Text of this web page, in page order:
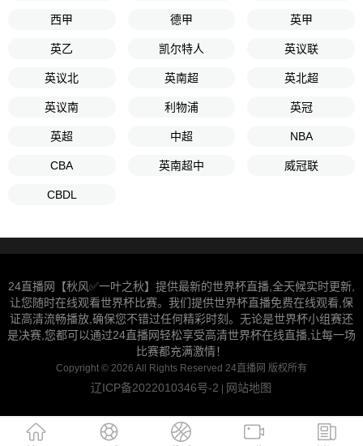
西甲 德甲 英甲
英乙 凯尔特人 英议联
英议北 英南超 英北超
英议南 利物浦 英冠
英超 中超 NBA
CBA 英南超中 威冠联
CBDL
24直播网【秋风✅一叶之秋】提供最新的世界杯直播,全天候实时更新,
让您随时在线观看世界杯比赛。我们提供世界杯直播免费在线观看,保
证高清流畅播放,确保您不错过任何精彩时刻。无论是世界杯小组赛还
是决赛,您都可以通过24直播网轻松享受高清世界杯在线直播,让每一场
比赛都充满激情！
Copyright © 2026 All Rights Reserved 24直播网 版权所有
辽ICP备2022010346号-2 | 网站地图